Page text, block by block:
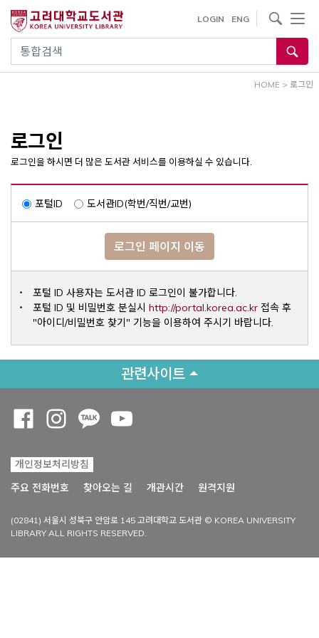
건
통합검색
LOGIN ENG
사이트내 검색
HOME > 로그인
로그인
로그인을 하시면 더 많은 도서관 서비스를 이용하실 수 있습니다.
포털ID 도서관ID(학번/직번/교번)
로그인 페이지 이동
포털 ID 사용자는 도서관 ID 로그인이 불가합니다.
포털 ID 및 비밀번호 분실시 http://portal.korea.ac.krOpens a
접속 후
"아이디/비밀번호 찾기" 기능을 이용하여 주시기 바랍니다.
관련사이트
개인정보처리방침
주요 전화번호
찾아오는 길 개관시간 원격지원
(02841) 서울시 성북구 안암로 145 고려대학교 도서관 © KOREA UNIVERSITY
LIBRARY ALL RIGHTS RESERVED.
Opens a new window
Opens a new window
Opens a new window